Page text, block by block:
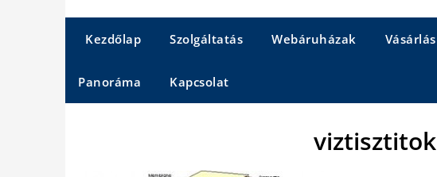
Kezdőlap Szolgáltatás Webáruházak Vásárlás
Panoráma Kapcsolat
viztisztitok